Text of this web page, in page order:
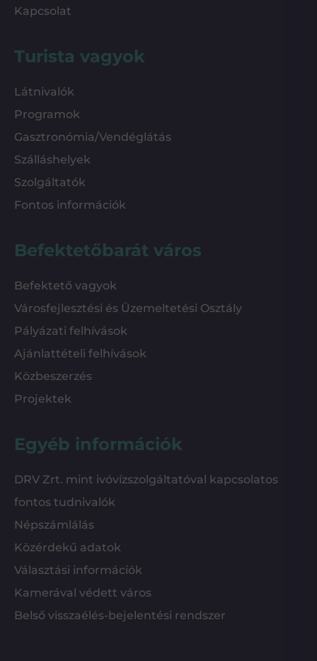
Kapcsolat
Turista vagyok
Látnivalók
Programok
Gasztronómia/Vendéglátás
Szálláshelyek
Szolgáltatók
Fontos információk
Befektetőbarát város
Befektető vagyok
Városfejlesztési és Üzemeltetési Osztály
Pályázati felhívások
Ajánlattételi felhívások
Közbeszerzés
Projektek
Egyéb információk
DRV Zrt. mint ivóvízszolgáltatóval kapcsolatos
fontos tudnivalók
Népszámlálás
Közérdekű adatok
Választási információk
Kamerával védett város
Belső visszaélés-bejelentési rendszer